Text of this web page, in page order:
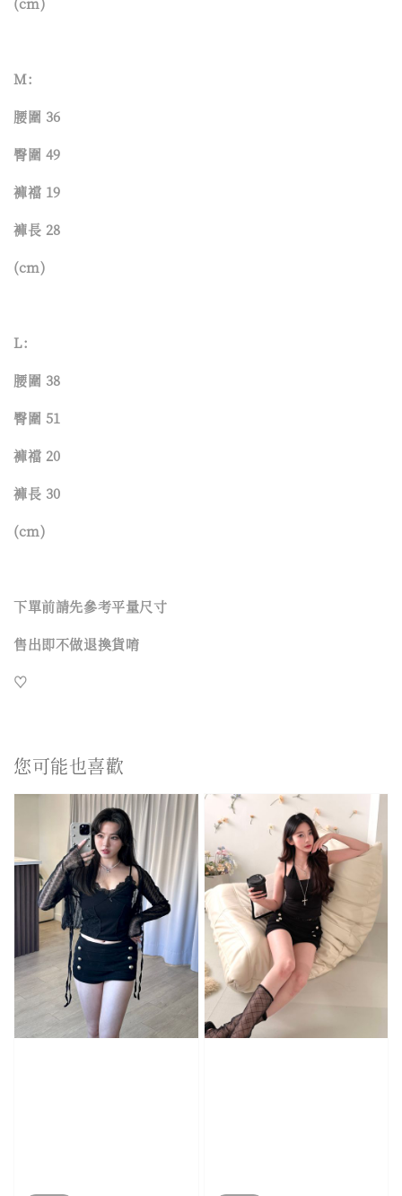
M:
腰圍 36
臀圍 49
褲襠 19
褲長 28
(cm)
L:
腰圍 38
臀圍 51
褲襠 20
褲長 30
(cm)
下單前請先參考平量尺寸
售出即不做退換貨唷
♡
您可能也喜歡